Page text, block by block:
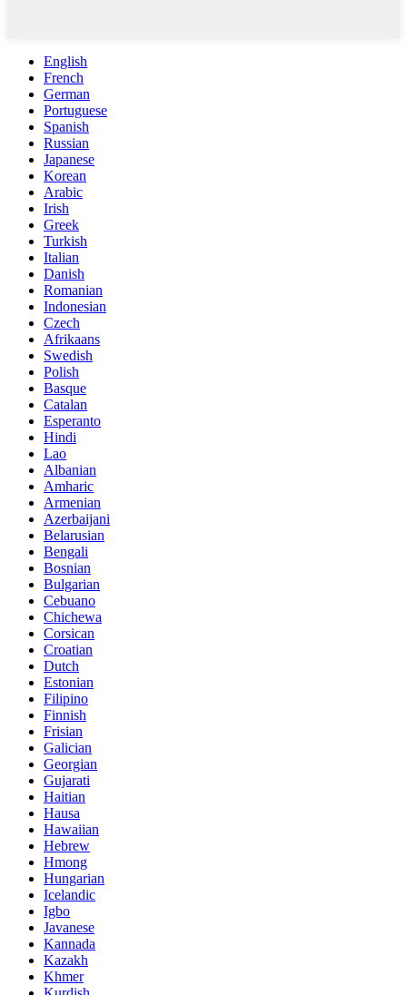
English
French
German
Portuguese
Spanish
Russian
Japanese
Korean
Arabic
Irish
Greek
Turkish
Italian
Danish
Romanian
Indonesian
Czech
Afrikaans
Swedish
Polish
Basque
Catalan
Esperanto
Hindi
Lao
Albanian
Amharic
Armenian
Azerbaijani
Belarusian
Bengali
Bosnian
Bulgarian
Cebuano
Chichewa
Corsican
Croatian
Dutch
Estonian
Filipino
Finnish
Frisian
Galician
Georgian
Gujarati
Haitian
Hausa
Hawaiian
Hebrew
Hmong
Hungarian
Icelandic
Igbo
Javanese
Kannada
Kazakh
Khmer